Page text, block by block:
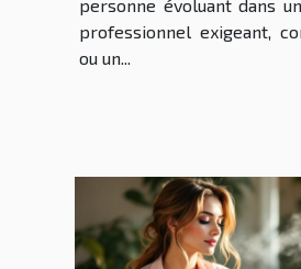
personne évoluant dans
professionnel exigeant,
ou un...